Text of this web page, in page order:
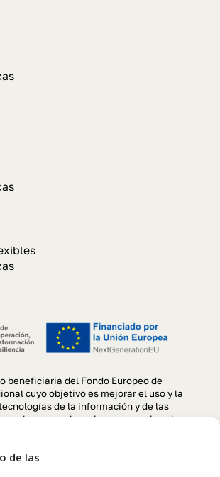
de las
beneficiaria del Fondo Europeo de
cuyo objetivo es mejorar el uso y la
de la información y de las
y el acceso a las mismas y gracias al
la página web, para la mejora de
productividad de la empresa durante el
ha contado con el apoyo del